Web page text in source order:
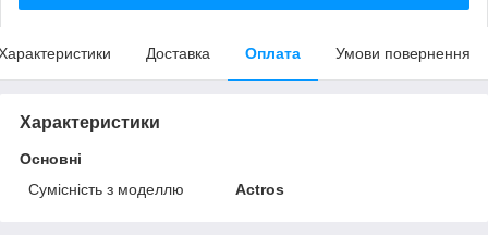
Доставка Оплата Умови повернення
Характеристики
Основні
Сумісність з моделлю
Actros